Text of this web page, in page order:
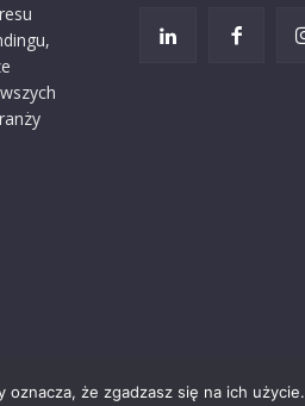
że zgadzasz się na ich użycie.